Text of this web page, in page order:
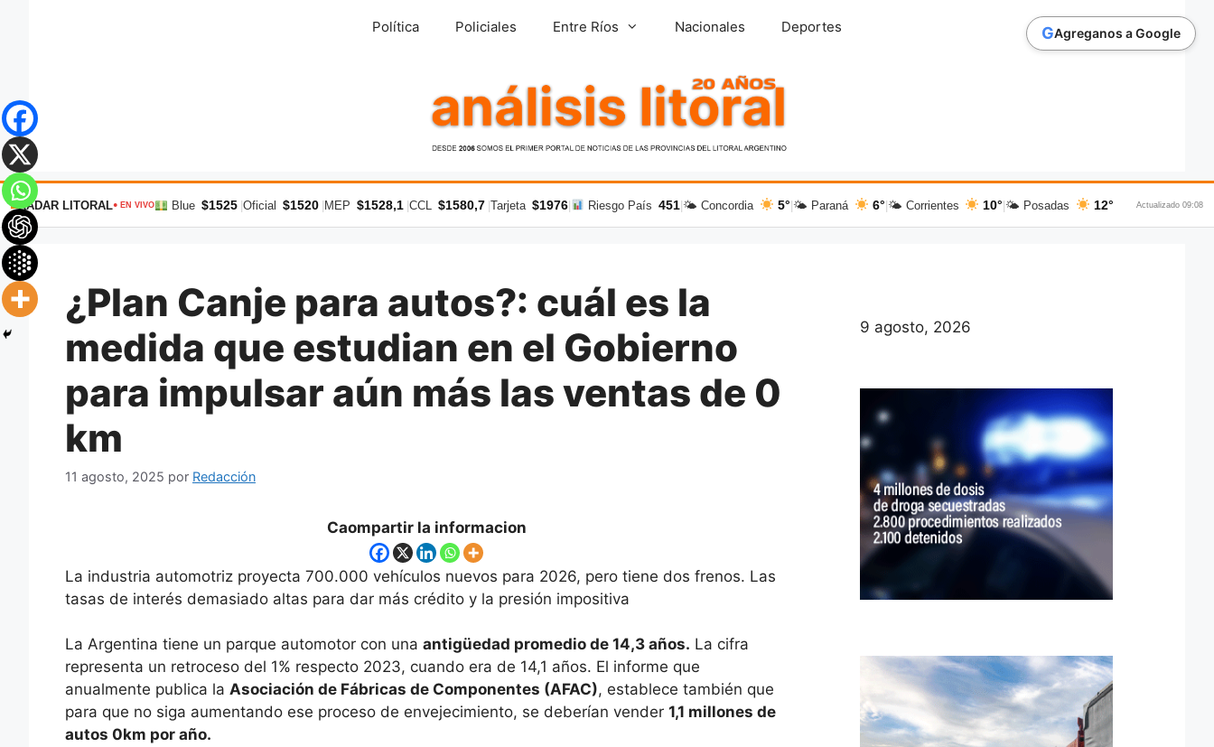
GAgreganos a Google
Política Policiales Entre Ríos Nacionales Deportes
RADAR LITORAL● EN VIVO Blue $1525 |Oficial $1520 |MEP $1528,1 |CCL $1580,7 |Tarjeta $1976| Riesgo País 451|🌤 Concordia 5°|🌤 Paraná 6°|🌤 Corrientes 10°|🌤 Posadas 12° Actualizado 09:08
¿Plan Canje para autos?: cuál es la
medida que estudian en el Gobierno
para impulsar aún más las ventas de 0
km
11 agosto, 2025 por Redacción
Caompartir la informacion
La industria automotriz proyecta 700.000 vehículos nuevos para 2026, pero tiene dos frenos. Las
tasas de interés demasiado altas para dar más crédito y la presión impositiva
La Argentina tiene un parque automotor con una antigüedad promedio de 14,3 años. La cifra
representa un retroceso del 1% respecto 2023, cuando era de 14,1 años. El informe que
anualmente publica la Asociación de Fábricas de Componentes (AFAC), establece también que
para que no siga aumentando ese proceso de envejecimiento, se deberían vender 1,1 millones de
autos 0km por año.
9 agosto, 2026